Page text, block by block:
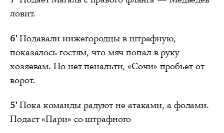
ловит.
6' Подавали нижегородцы в штрафную,
показалось гостям, что мяч попал в руку
хозяевам. Но нет пенальти, «Сочи» пробьет от
ворот.
5' Пока команды радуют не атаками, а фолами.
Подаст «Пари» со штрафного